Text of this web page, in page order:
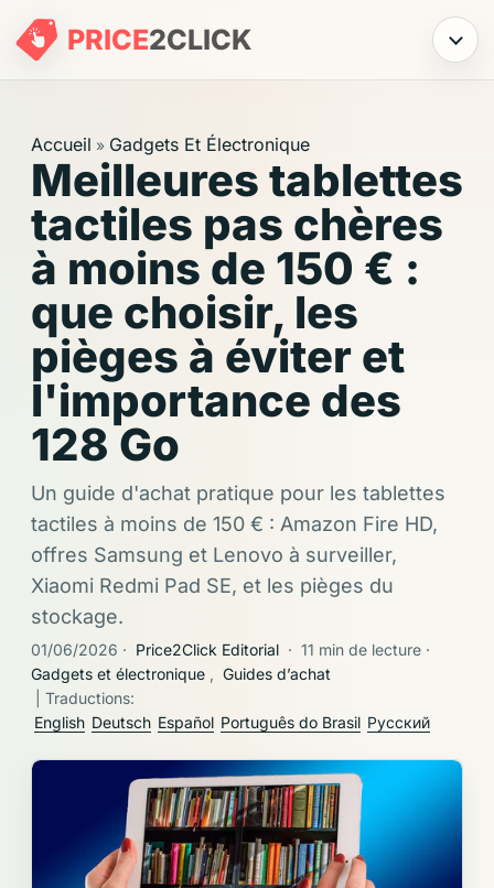
PRICE2CLICK Menu
Accueil » Gadgets Et Électronique
Meilleures tablettes
tactiles pas chères
à moins de 150 € :
que choisir, les
pièges à éviter et
l'importance des
128 Go
Un guide d'achat pratique pour les tablettes
tactiles à moins de 150 € : Amazon Fire HD,
offres Samsung et Lenovo à surveiller,
Xiaomi Redmi Pad SE, et les pièges du
stockage.
01/06/2026 · Price2Click Editorial · 11 min de lecture ·
Gadgets et électronique , Guides d’achat
| Traductions:
English Deutsch Español Português do Brasil Русский